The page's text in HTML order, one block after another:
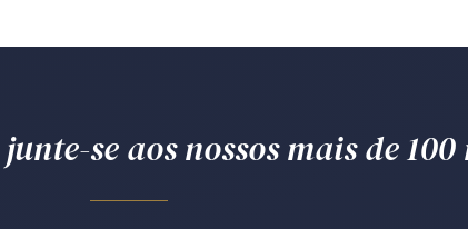
se aos nossos mais de